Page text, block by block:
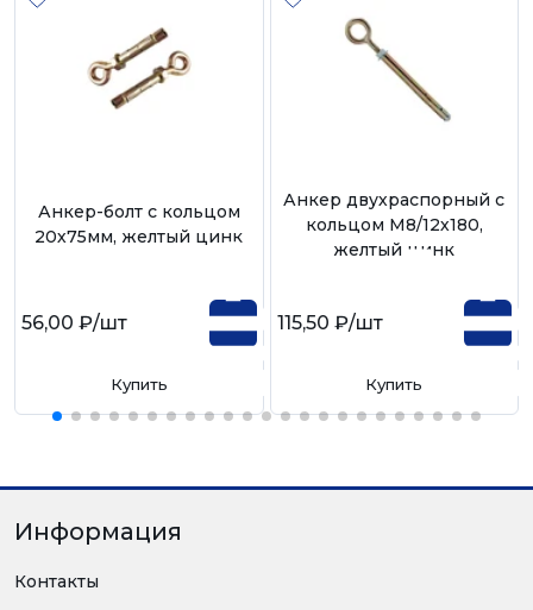
Анкер-болт с кольцом
20х75мм, желтый цинк
56,00 ₽/шт
Купить
Анкер двухраспорный с
кольцом М8/12х180,
желтый цинк
115,50 ₽/шт
Купить
Информация
Контакты